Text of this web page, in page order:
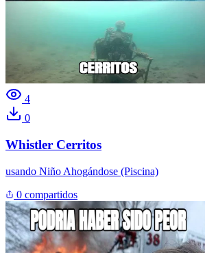
4
0
Whistler Cerritos
usando Niño Ahogándose (Piscina)
0 compartidos